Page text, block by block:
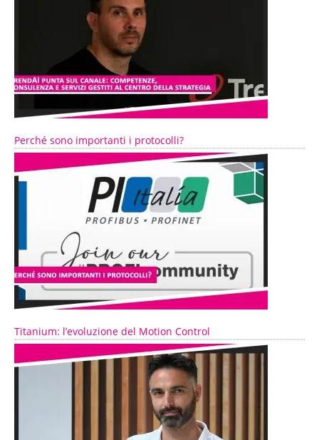
Perché sono importanti i protocolli?
Titanium: l’evoluzione del Motion Control